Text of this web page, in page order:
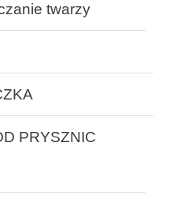
twarzy
PRYSZNIC